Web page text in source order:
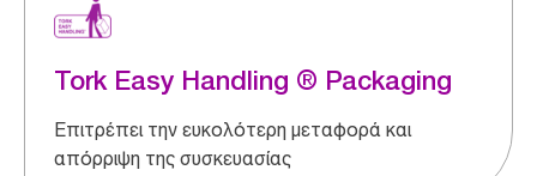
Tork Easy Handling ® Packaging
Επιτρέπει την ευκολότερη μεταφορά και
απόρριψη της συσκευασίας